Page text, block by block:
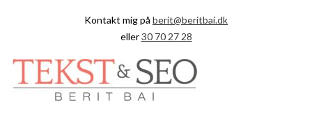
indholdet
Kontakt mig på berit@beritbai.dk
eller30 70 27 28